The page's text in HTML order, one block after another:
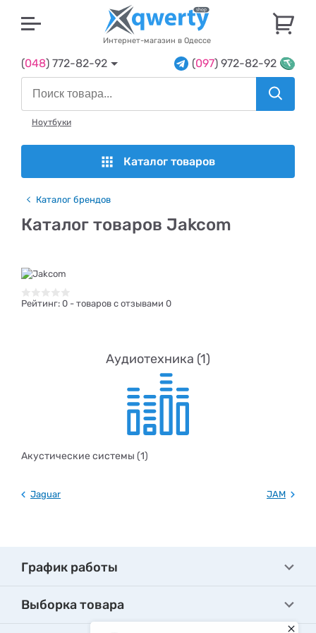
Интернет-магазин в Одессе
(048) 772-82-92 (097) 972-82-92
Ноутбуки
Каталог товаров
Каталог брендов
Каталог товаров Jakcom
Рейтинг: 0 - товаров с отзывами 0
Аудиотехника (1)
Акустические системы (1)
Jaguar JAM
График работы
Выборка товара